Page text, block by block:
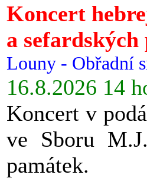
Koncert
a sefardských
Louny - Obřadní
16.8.2026 14
Koncert v
ve Sboru
památek.